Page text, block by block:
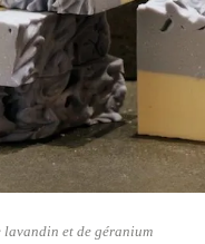
lavandin et de géranium